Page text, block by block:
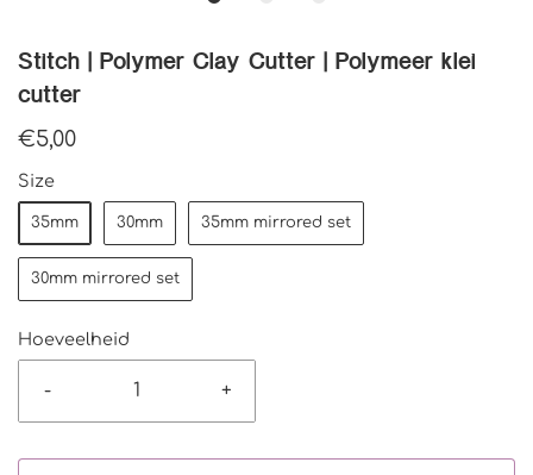
Stitch | Polymer Clay Cutter | Polymeer klei
cutter
€5,00
Size
35mm 30mm 35mm mirrored set
30mm mirrored set
Hoeveelheid
- +